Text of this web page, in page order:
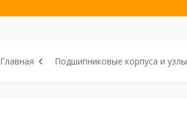
Главная Подшипниковые корпуса и узлы